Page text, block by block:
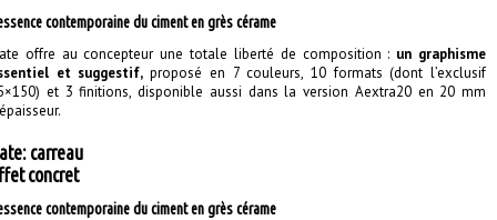
contemporaine du ciment en grès cérame
offre au concepteur une totale liberté de composition : un graphisme
et suggestif,proposé en 7 couleurs, 10 formats (dont l’exclusif
et 3 finitions, disponible aussi dans la version Aextra20 en 20 mm
carreau
concret
contemporaine du ciment en grès cérame